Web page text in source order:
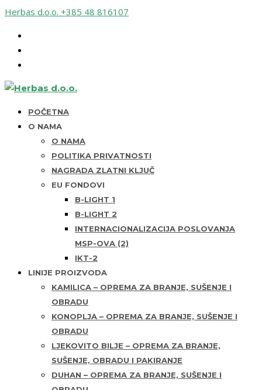
Herbas d.o.o. +385 48 816107
POČETNA
O NAMA
O NAMA
POLITIKA PRIVATNOSTI
NAGRADA ZLATNI KLJUČ
EU FONDOVI
B-LIGHT 1
B-LIGHT 2
INTERNACIONALIZACIJA POSLOVANJA
MSP-OVA (2)
IKT-2
LINIJE PROIZVODA
KAMILICA – OPREMA ZA BRANJE, SUŠENJE I
OBRADU
KONOPLJA – OPREMA ZA BRANJE, SUŠENJE I
OBRADU
LJEKOVITO BILJE – OPREMA ZA BRANJE,
SUŠENJE, OBRADU I PAKIRANJE
DUHAN – OPREMA ZA BRANJE, SUŠENJE I